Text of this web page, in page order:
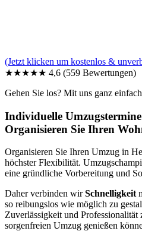
(Jetzt klicken um kostenlos &
★★★★★ 4,6 (559 Bewertungen)
Gehen Sie los? Mit uns ganz
Individuelle
Organisieren Sie Ihren
Organisieren Sie Ihren Umzug in
höchster Flexibilität.
eine gründliche Vorbereitung und
Daher verbinden wirSchnelligkeit
so reibungslos wie möglich zu
Zuverlässigkeit und
sorgenfreien Umzug genießen